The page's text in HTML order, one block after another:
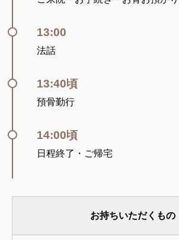
13:00
法話
13:40頃
預骨勤行
14:00頃
日程終了・ご帰宅
お持ちいただくもの